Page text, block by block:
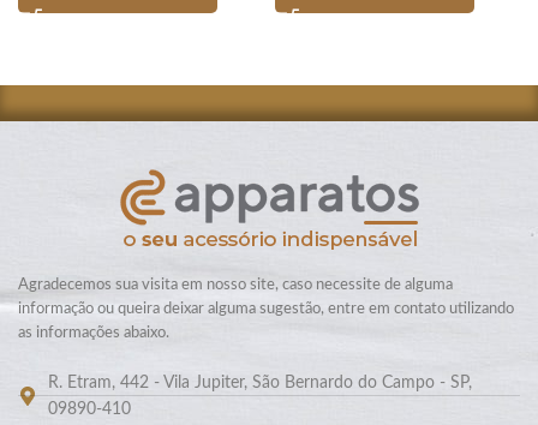
Agradecemos sua visita em nosso site, caso necessite de alguma
informação ou queira deixar alguma sugestão, entre em contato utilizando
as informações abaixo.
R. Etram, 442 - Vila Jupiter, São Bernardo do Campo - SP,
09890-410